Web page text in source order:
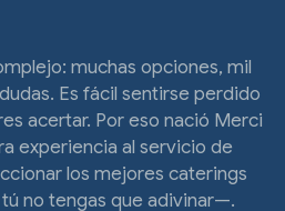
muchas opciones, mil
Es fácil sentirse perdido
acertar. Por eso nació Merci
experiencia al servicio de
los mejores caterings
no tengas que adivinar—.